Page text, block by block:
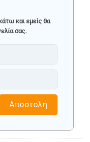
και εμείς θα
σας.
Αποστολή